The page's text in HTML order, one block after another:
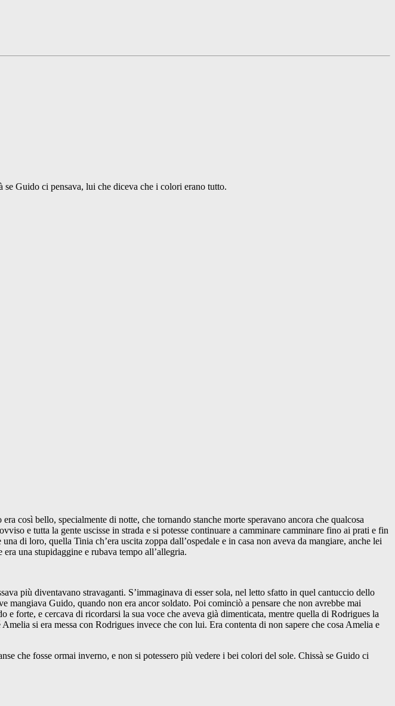
Guido ci pensava, lui che diceva che i colori erano tutto.
così bello, specialmente di notte, che tornando stanche morte speravano ancora che qualcosa
e tutta la gente uscisse in strada e si potesse continuare a camminare camminare fino ai prati e fin
di loro, quella Tinia ch’era uscita zoppa dall’ospedale e in casa non aveva da mangiare, anche lei
una stupidaggine e rubava tempo all’allegria.
più diventavano stravaganti. S’immaginava di esser sola, nel letto sfatto in quel cantuccio dello
Guido, quando non era ancor soldato. Poi cominciò a pensare che non avrebbe mai
forte, e cercava di ricordarsi la sua voce che aveva già dimenticata, mentre quella di Rodrigues la
si era messa con Rodrigues invece che con lui. Era contenta di non sapere che cosa Amelia e
che fosse ormai inverno, e non si potessero più vedere i bei colori del sole. Chissà se Guido ci